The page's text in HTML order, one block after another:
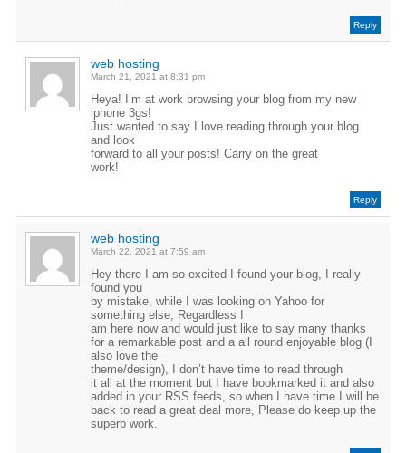
Reply
web hosting
March 21, 2021 at 8:31 pm
Heya! I’m at work browsing your blog from my new
iphone 3gs!
Just wanted to say I love reading through your blog
and look
forward to all your posts! Carry on the great
work!
Reply
web hosting
March 22, 2021 at 7:59 am
Hey there I am so excited I found your blog, I really
found you
by mistake, while I was looking on Yahoo for
something else, Regardless I
am here now and would just like to say many thanks
for a remarkable post and a all round enjoyable blog (I
also love the
theme/design), I don’t have time to read through
it all at the moment but I have bookmarked it and also
added in your RSS feeds, so when I have time I will be
back to read a great deal more, Please do keep up the
superb work.